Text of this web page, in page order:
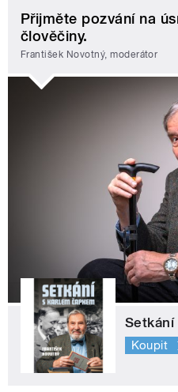
Přijměte pozvání na
člověčiny.
František Novotný, moderátor
Setkání
Koupit